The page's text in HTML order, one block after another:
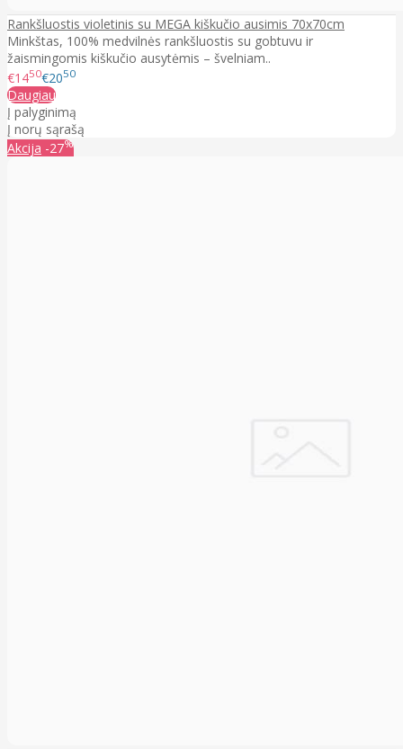
Rankšluostis violetinis su MEGA kiškučio ausimis 70x70cm
Minkštas, 100% medvilnės rankšluostis su gobtuvu ir
žaismingomis kiškučio ausytėmis – švelniam..
€1450€2050
Daugiau
Į palyginimą
Į norų sąrašą
Akcija -27%